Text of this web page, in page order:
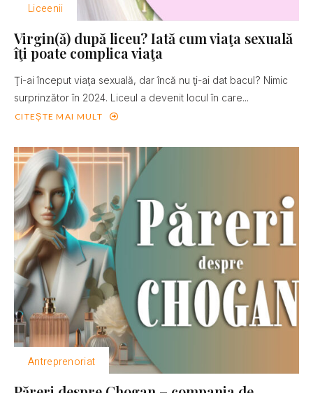
Liceenii
Virgin(ă) după liceu? Iată cum viaţa sexuală
îţi poate complica viaţa
Ţi-ai început viaţa sexuală, dar încă nu ţi-ai dat bacul? Nimic
surprinzător în 2024. Liceul a devenit locul în care...
CITEȘTE MAI MULT
Antreprenoriat